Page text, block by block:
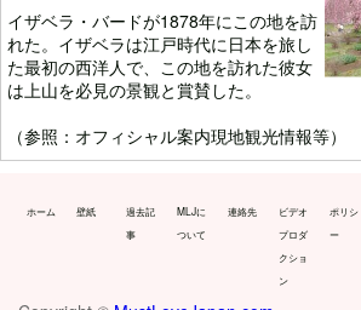
イザベラ・バードが1878年にこの地を訪
れた。イザベラは江戸時代に日本を旅し
た最初の西洋人で、この地を訪れた彼女
は上山を必見の景観と賞賛した。
（参照：オフィシャル案内現地観光情報等）
ホーム 壁紙
過去記
事
MLJに
ついて
連絡先
ビデオ
プロダ
クショ
ン
ポリシ
ー